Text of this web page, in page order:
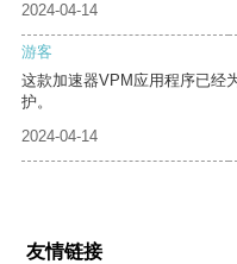
2024-04-14
游客
这款加速器VPM应用程序已经
护。
2024-04-14
友情链接